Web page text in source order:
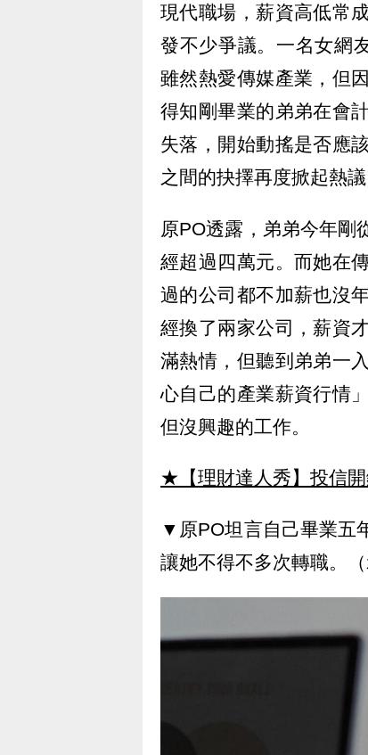
現代職場，薪資高低常
發不少爭議。一名女網
雖然熱愛傳媒產業，但
得知剛畢業的弟弟在會
失落，開始動搖是否應
之間的抉擇再度掀起熱議
原PO透露，弟弟今年剛
經超過四萬元。而她在
過的公司都不加薪也沒
經換了兩家公司，薪資
滿熱情，但聽到弟弟一
心自己的產業薪資行情
但沒興趣的工作。
★【理財達人秀】投信
▼原PO坦言自己畢業五
讓她不得不多次轉職。